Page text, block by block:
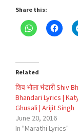
Share this:
Related
शिव भोला भंडारी Shiv
Bhandari Lyrics |
Ghusali | Arijit Singh
June 20, 2016
In "Marathi Lyrics"